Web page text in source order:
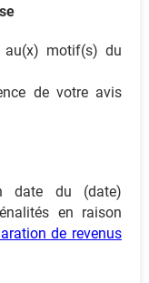
au(x) motif(s) du
de votre avis
date du (date)
en raison
de revenus